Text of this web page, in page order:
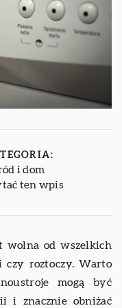
i dom
ten wpis
wolna od wszelkich
roztoczy. Warto
mogą być
i znacznie obniżać